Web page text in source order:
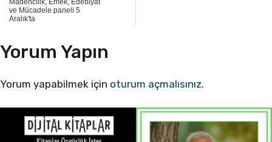
ve Mücadele paneli 5
Aralık'ta
Yorum Yapın
Yorum yapabilmek için oturum açmalısınız.